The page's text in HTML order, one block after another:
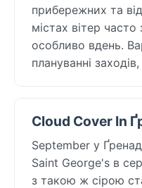
прибережних та
містах вітер
особливо вдень.
плануванні
Cloud Cover In
September у
Saint George's в
з такою ж сірою